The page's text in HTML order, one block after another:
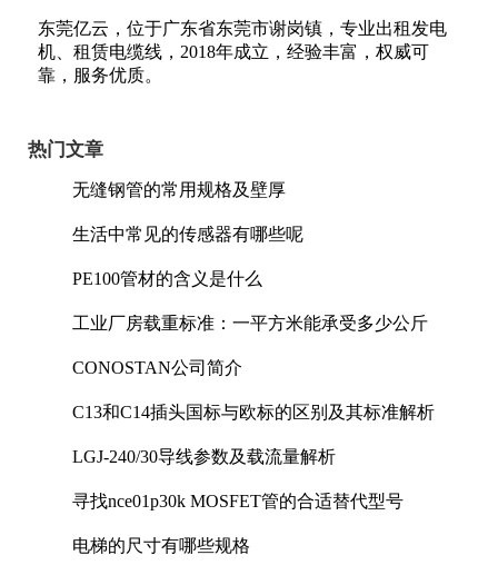
东莞亿云，位于广东省东莞市谢岗镇，专业出租发电
机、租赁电缆线，2018年成立，经验丰富，权威可
靠，服务优质。
热门文章
无缝钢管的常用规格及壁厚
生活中常见的传感器有哪些呢
PE100管材的含义是什么
工业厂房载重标准：一平方米能承受多少公斤
CONOSTAN公司简介
C13和C14插头国标与欧标的区别及其标准解析
LGJ-240/30导线参数及载流量解析
寻找nce01p30k MOSFET管的合适替代型号
电梯的尺寸有哪些规格